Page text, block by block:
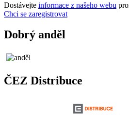
Dostávejte informace z našeho webu
Chci se zaregistrovat
Dobrý anděl
ČEZ Distribuce